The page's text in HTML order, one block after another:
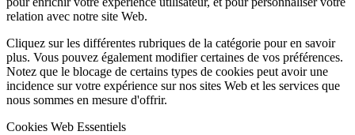
relation avec notre site Web.
Cliquez sur les différentes rubriques de la catégorie pour en savoir
plus. Vous pouvez également modifier certaines de vos préférences.
Notez que le blocage de certains types de cookies peut avoir une
incidence sur votre expérience sur nos sites Web et les services que
nous sommes en mesure d'offrir.
Cookies Web Essentiels